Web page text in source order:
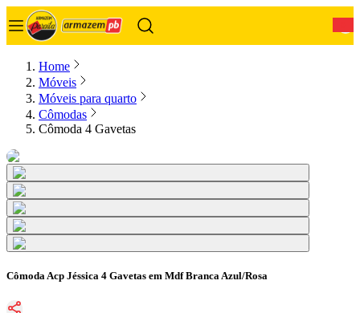
Home
Móveis
Móveis para quarto
Cômodas
Cômoda 4 Gavetas
Cômoda Acp Jéssica 4 Gavetas em Mdf Branca Azul/Rosa